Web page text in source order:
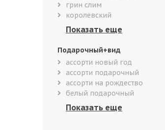
грин слим
королевский
Подарочный+вид
ассорти новый год
ассорти подарочный
ассорти на рождество
белый подарочный